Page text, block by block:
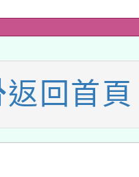
及節水達
祈福系列
」
地景藝術
公告(無人
學行動站研
業研習
工智慧
返回首頁